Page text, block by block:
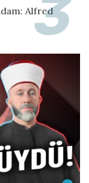
Alfred